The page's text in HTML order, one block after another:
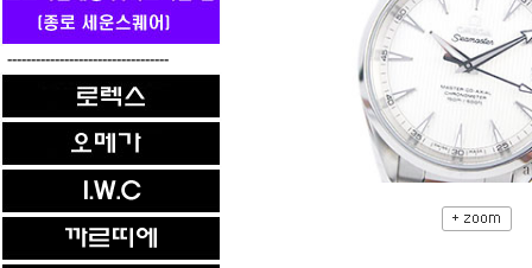
----------------------------------